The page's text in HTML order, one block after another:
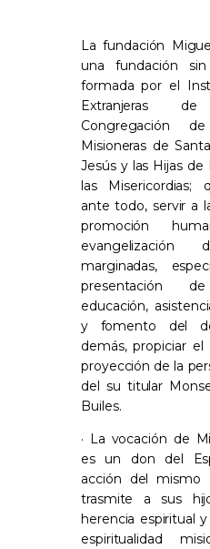
La fundación
una fundación
formada por el
Extranjeras
Congregación
Misioneras de
Jesús y las Hijas de
las Misericordias;
ante todo, servir a
promoción
marginadas,
presentación
educación,
y fomento del
demás, propiciar
proyección de la
del su titular
Builes.
· La vocación de
es un don del
acción del mismo
trasmite a sus
herencia espiritual
espiritualidad